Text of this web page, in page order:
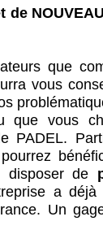
de
que
vous
vous
PADEL.
disposer de
a déjà
Un